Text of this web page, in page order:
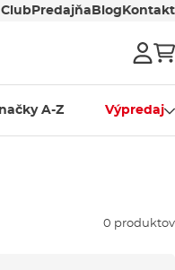
Club Predajňa Blog Kontakt
A-Z Výpredaj
0 produktov